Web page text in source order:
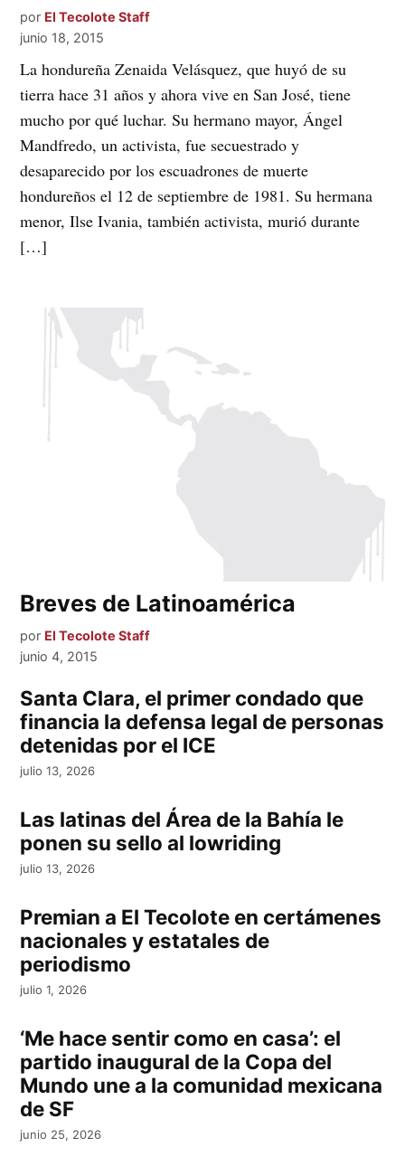
por El Tecolote Staff
junio 18, 2015
La hondureña Zenaida Velásquez, que huyó de su
tierra hace 31 años y ahora vive en San José, tiene
mucho por qué luchar. Su hermano mayor, Ángel
Mandfredo, un activista, fue secuestrado y
desaparecido por los escuadrones de muerte
hondureños el 12 de septiembre de 1981. Su hermana
menor, Ilse Ivania, también activista, murió durante
[…]
Breves de Latinoamérica
por El Tecolote Staff
junio 4, 2015
Santa Clara, el primer condado que
financia la defensa legal de personas
detenidas por el ICE
julio 13, 2026
Las latinas del Área de la Bahía le
ponen su sello al lowriding
julio 13, 2026
Premian a El Tecolote en certámenes
nacionales y estatales de
periodismo
julio 1, 2026
‘Me hace sentir como en casa’: el
partido inaugural de la Copa del
Mundo une a la comunidad mexicana
de SF
junio 25, 2026